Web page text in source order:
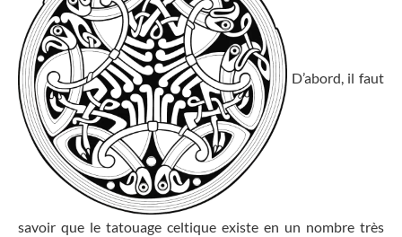
D’abord, il faut
savoir que le tatouage celtique existe en un nombre très